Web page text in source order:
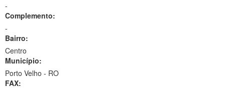
-
Complemento:
-
Bairro:
Centro
Município:
Porto Velho - RO
FAX: